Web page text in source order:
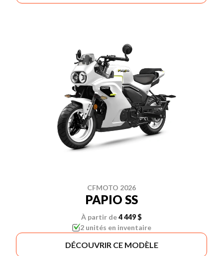
CFMOTO 2026
PAPIO SS
À partir de4 449 $
2 unités en inventaire
DÉCOUVRIR CE MODÈLE